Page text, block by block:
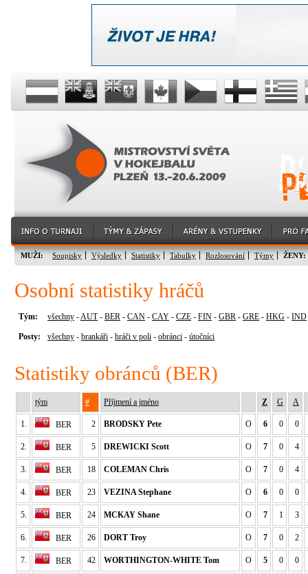
MUŽI: Soupisky Výsledky Statistiky Tabulky Rozlosování Týmy ŽENY:
Osobní statistiky hráčů
Tým: všechny -AUT- BER - CAN - CAY - CZE - FIN - GBR - GRE - HKG - IND
Posty: všechny - brankáři - hráči v poli - obránci - útočníci
Statistiky obránců (BER)
tým # Příjmení a jméno Z G A
1. BER 2 BRODSKY Pete O 6 0 0
2. BER 5 DREWICKI Scott O 7 0 4
3. BER 18 COLEMAN Chris O 7 0 4
4. BER 23 VEZINA Stephane O 6 0 0
5. BER 24 MCKAY Shane O 7 1 3
6. BER 26 DORT Troy O 7 0 2
7. BER 42 WORTHINGTON-WHITE Tom O 5 0 0